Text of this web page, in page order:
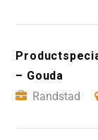
– Gouda
Randstad